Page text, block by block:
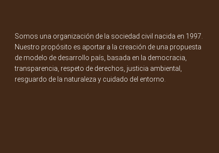
Somos una organización de la sociedad civil nacida en 1997.
Nuestro propósito es aportar a la creación de una propuesta
de modelo de desarrollo país, basada en la democracia,
transparencia, respeto de derechos, justicia ambiental,
resguardo de la naturaleza y cuidado del entorno.